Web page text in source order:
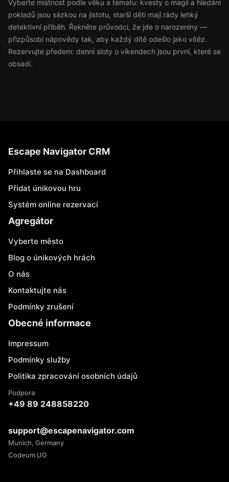
Vyberte místnost podle věku a tématu: kvesty o magii a hledání
pokladů jsou sázkou na jistotu, starší děti mají rády lehký
detektivní příběh. Řekněte průvodci, že jde o narozeniny —
přizpůsobí nápovědy tak, aby každý dítě odešlo jako vítěz.
Rezervujte předem: denní sloty o víkendech jsou první, které se
obsadí.
Escape Navigator CRM
Přihlaste se na Dashboard
Přidat únikovou hru
Systém online rezervací
Agregátor
Vyberte město
Blog o únikových hrách
O nás
Kontaktujte nás
Podmínky zrušení
Obecné informace
Impressum
Podmínky služby
Politika zpracování osobních údajů
Podpora
+49 89 248858220
support@escapenavigator.com
Munich, Germany
Codeum UG